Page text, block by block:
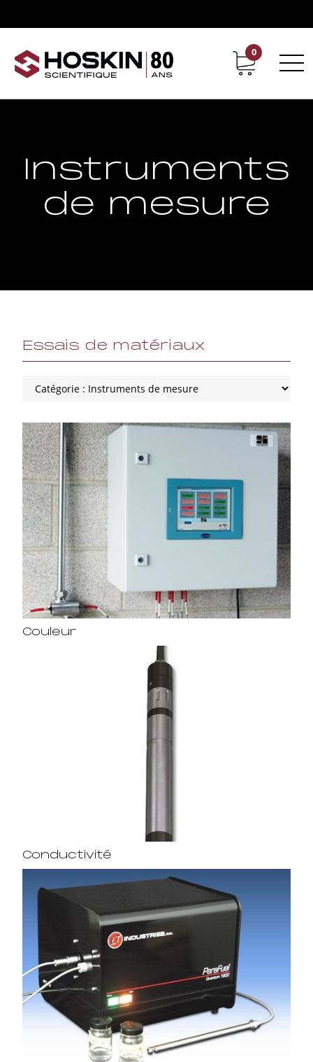
Support Carrières chez Hoskin
0
Instruments
de mesure
Essais de matériaux
Couleur
Conductivité